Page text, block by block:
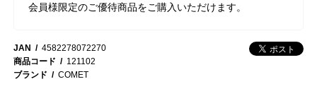
会員様限定のご優待商品をご購入いただけます。
JAN
4582278072270
商品コード
121102
ブランド
COMET